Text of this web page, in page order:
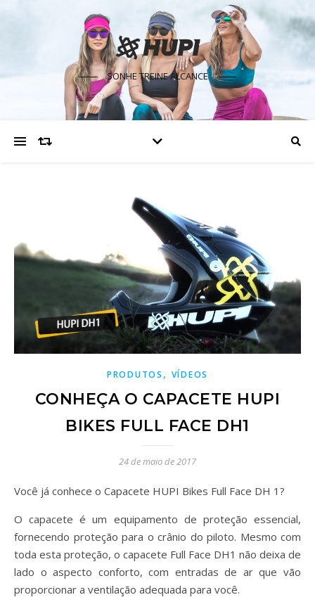
SONHE TREINE ALCANCE
PRODUTOS , VÍDEOS
CONHEÇA O CAPACETE HUPI
BIKES FULL FACE DH1
24 de maio de 2017
Você já conhece o Capacete HUPI Bikes Full Face DH 1?
O capacete é um equipamento de proteção essencial,
fornecendo proteção para o crânio do piloto. Mesmo com
toda esta proteção, o capacete Full Face DH1 não deixa de
lado o aspecto conforto, com entradas de ar que vão
proporcionar a ventilação adequada para você.